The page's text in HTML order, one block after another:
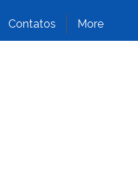
Contatos More